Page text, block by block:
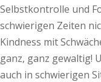
Selbstkontrolle und
schwierigen Zeiten
Kindness mit
ganz, ganz gewaltig!
auch in schwierigen